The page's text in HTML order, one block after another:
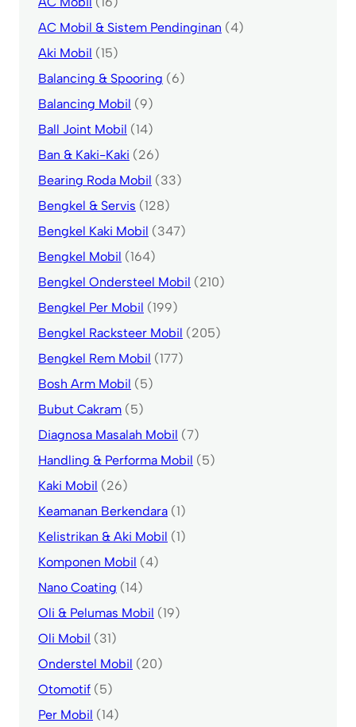
AC Mobil & Sistem Pendinginan (4)
Aki Mobil (15)
Balancing & Spooring (6)
Balancing Mobil (9)
Ball Joint Mobil (14)
Ban & Kaki-Kaki (26)
Bearing Roda Mobil (33)
Bengkel & Servis (128)
Bengkel Kaki Mobil (347)
Bengkel Mobil (164)
Bengkel Ondersteel Mobil (210)
Bengkel Per Mobil (199)
Bengkel Racksteer Mobil (205)
Bengkel Rem Mobil (177)
Bosh Arm Mobil (5)
Bubut Cakram (5)
Diagnosa Masalah Mobil (7)
Handling & Performa Mobil (5)
Kaki Mobil (26)
Keamanan Berkendara (1)
Kelistrikan & Aki Mobil (1)
Komponen Mobil (4)
Nano Coating (14)
Oli & Pelumas Mobil (19)
Oli Mobil (31)
Onderstel Mobil (20)
Otomotif (5)
Per Mobil (14)